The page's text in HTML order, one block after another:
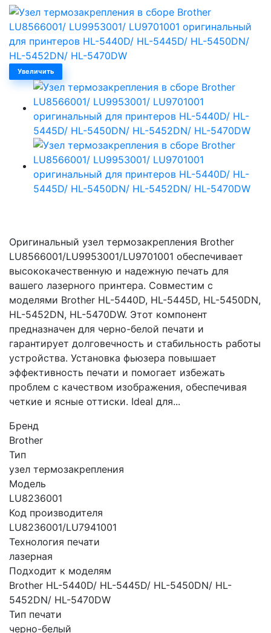
Увеличить
Оригинальный узел термозакрепления Brother
LU8566001/LU9953001/LU9701001 обеспечивает
высококачественную и надежную печать для
вашего лазерного принтера. Совместим с
моделями Brother HL-5440D, HL-5445D, HL-5450DN,
HL-5452DN, HL-5470DW. Этот компонент
предназначен для черно-белой печати и
гарантирует долговечность и стабильность работы
устройства. Установка фьюзера повышает
эффективность печати и помогает избежать
проблем с качеством изображения, обеспечивая
четкие и ясные оттиски. Ideal для...
Бренд
Brother
Тип
узел термозакрепления
Модель
LU8236001
Код производителя
LU8236001/LU7941001
Технология печати
лазерная
Подходит к моделям
Brother HL-5440D/ HL-5445D/ HL-5450DN/ HL-
5452DN/ HL-5470DW
Тип печати
черно-белый